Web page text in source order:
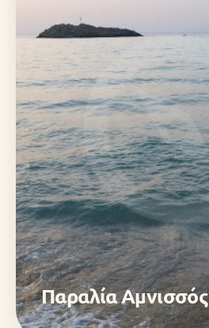
Παραλία Αμνισσός